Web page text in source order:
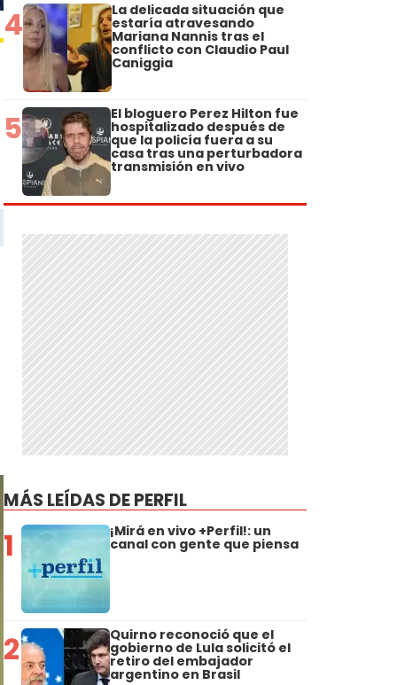
4 La delicada situación que
estaría atravesando
Mariana Nannis tras el
conflicto con Claudio Paul
Caniggia
5 El bloguero Perez Hilton fue
hospitalizado después de
que la policía fuera a su
casa tras una perturbadora
transmisión en vivo
MÁS LEÍDAS DE PERFIL
1 ¡Mirá en vivo +Perfil!: un
canal con gente que piensa
2 Quirno reconoció que el
gobierno de Lula solicitó el
retiro del embajador
argentino en Brasil